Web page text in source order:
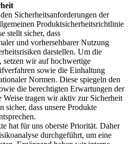
Sicherheitsanforderungen der
Produktsicherheitsrichtlinie
stellt sicher, dass
und vorhersehbarer Nutzung
darstellen. Um die
wir auf hochwertige
sowie die Einhaltung
Normen. Diese spiegeln den
die berechtigten Erwartungen der
Weise tragen wir aktiv zur Sicherheit
sicher, dass unsere Produkte
hat für uns oberste Priorität. Daher
durchgeführt, um eine